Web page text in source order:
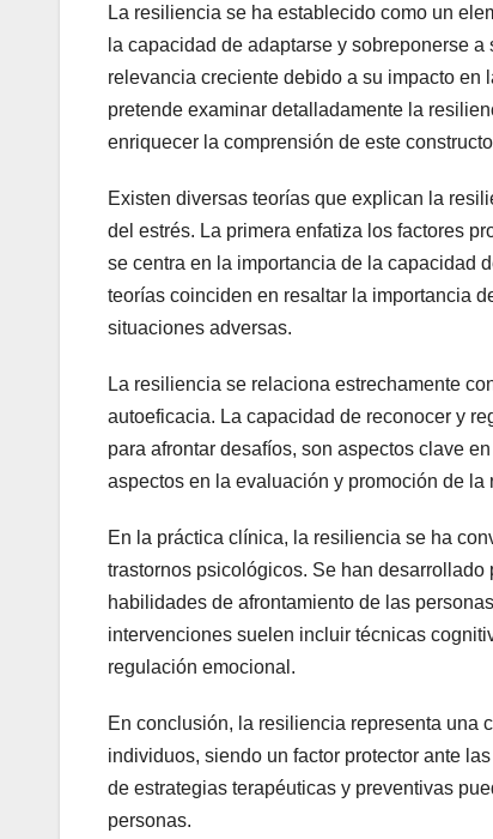
La resiliencia se ha establecido como un
la capacidad de adaptarse y sobreponerse
relevancia creciente debido a su impacto
pretende examinar detalladamente la
enriquecer la comprensión de este
Existen diversas teorías que explican la
del estrés. La primera enfatiza los factores
se centra en la importancia de la capacidad
teorías coinciden en resaltar la importancia
situaciones adversas.
La resiliencia se relaciona estrechamente
autoeficacia. La capacidad de reconocer y
para afrontar desafíos, son aspectos clave
aspectos en la evaluación y promoción de
En la práctica clínica, la resiliencia se ha
trastornos psicológicos. Se han
habilidades de afrontamiento de las
intervenciones suelen incluir técnicas
regulación emocional.
En conclusión, la resiliencia representa una
individuos, siendo un factor protector ante
de estrategias terapéuticas y preventivas
personas.